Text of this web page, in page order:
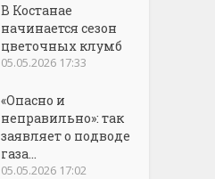
В Костанае
начинается сезон
цветочных клумб
05.05.2026 17:33
«Опасно и
неправильно»: так
заявляет о подводе
газа...
05.05.2026 17:02